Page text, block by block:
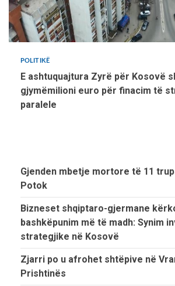
POLITIKË
E ashtuquajtura Zyrë për Kosovë
gjymëmilioni euro për finacim të
paralele
Gjenden mbetje mortore të 11
Potok
Bizneset shqiptaro-gjermane
bashkëpunim më të madh: Synim
strategjike në Kosovë
Zjarri po u afrohet shtëpive në
Prishtinës